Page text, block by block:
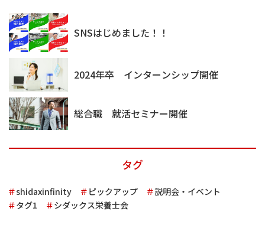
SNSはじめました！！
2024年卒 インターンシップ開催
総合職 就活セミナー開催
タグ
shidaxinfinity ピックアップ
説明会・イベント
タグ1
シダックス栄養士会